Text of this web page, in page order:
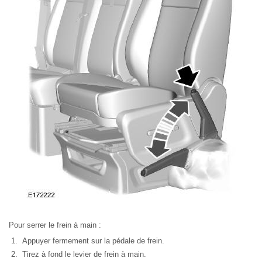
Pour serrer le frein à main :
Appuyer fermement sur la pédale de frein.
Tirez à fond le levier de frein à main.